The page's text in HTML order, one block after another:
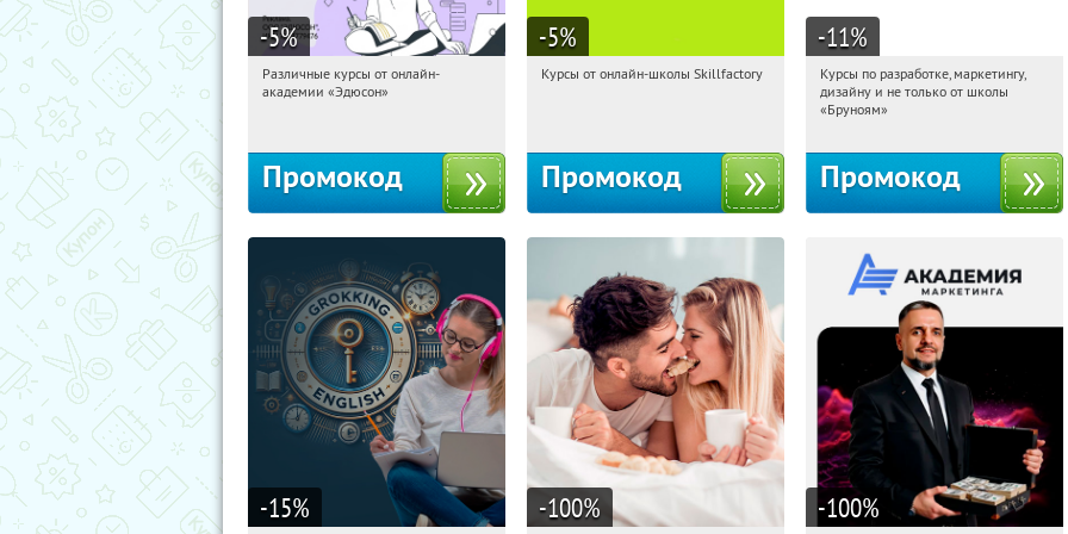
-5%
18:19:21 Получили:
Различные курсы от онлайн-
академии «Эдюсон»
Промокод
-5%
18:19:21
Получи первым!
Курсы от онлайн-школы Skillfactory
Промокод
-11%
18:19:21
Получи первым!
Россия
Курсы по разработке, маркетингу,
дизайну и не только от школы
«Бруноям»
Промокод
-15% -100% -100%